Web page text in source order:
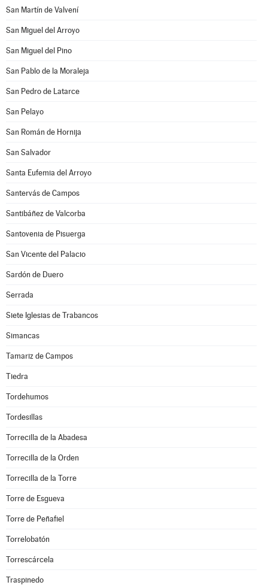
San Martín de Valvení
San Miguel del Arroyo
San Miguel del Pino
San Pablo de la Moraleja
San Pedro de Latarce
San Pelayo
San Román de Hornija
San Salvador
Santa Eufemia del Arroyo
Santervás de Campos
Santibáñez de Valcorba
Santovenia de Pisuerga
San Vicente del Palacio
Sardón de Duero
Serrada
Siete Iglesias de Trabancos
Simancas
Tamariz de Campos
Tiedra
Tordehumos
Tordesillas
Torrecilla de la Abadesa
Torrecilla de la Orden
Torrecilla de la Torre
Torre de Esgueva
Torre de Peñafiel
Torrelobatón
Torrescárcela
Traspinedo